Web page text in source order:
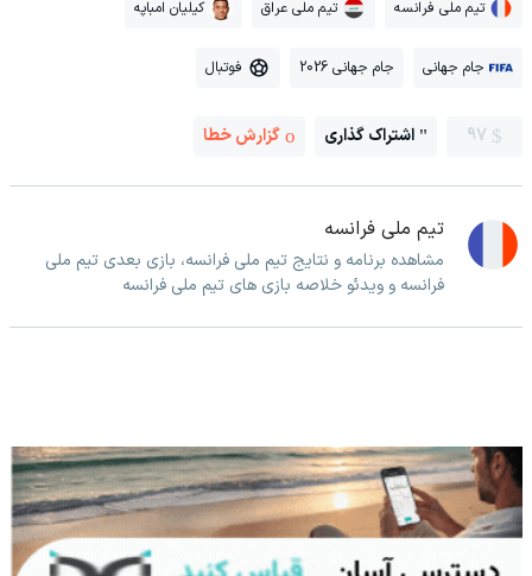
تیم ملی فرانسه تیم ملی عراق کیلیان امباپه
جام جهانی جام جهانی 2026 فوتبال
97 اشتراک گذاری گزارش خطا
تیم ملی فرانسه
مشاهده برنامه و نتایج تیم ملی فرانسه، بازی بعدی تیم ملی
فرانسه و ویدئو خلاصه بازی های تیم ملی فرانسه